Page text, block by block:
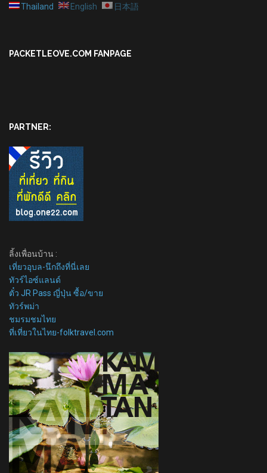
Thailand English 日本語
PACKETLEOVE.COM FANPAGE
PARTNER:
ลิ้งเพื่อนบ้าน :
เที่ยวอุบล-นึกถึงที่นี่เลย
ทัวร์ไอซ์แลนด์
ตั๋ว JR Pass ญี่ปุ่น ซื้อ/ขาย
ทัวร์พม่า
ชมรมชมไทย
ที่เที่ยวในไทย-folktravel.com